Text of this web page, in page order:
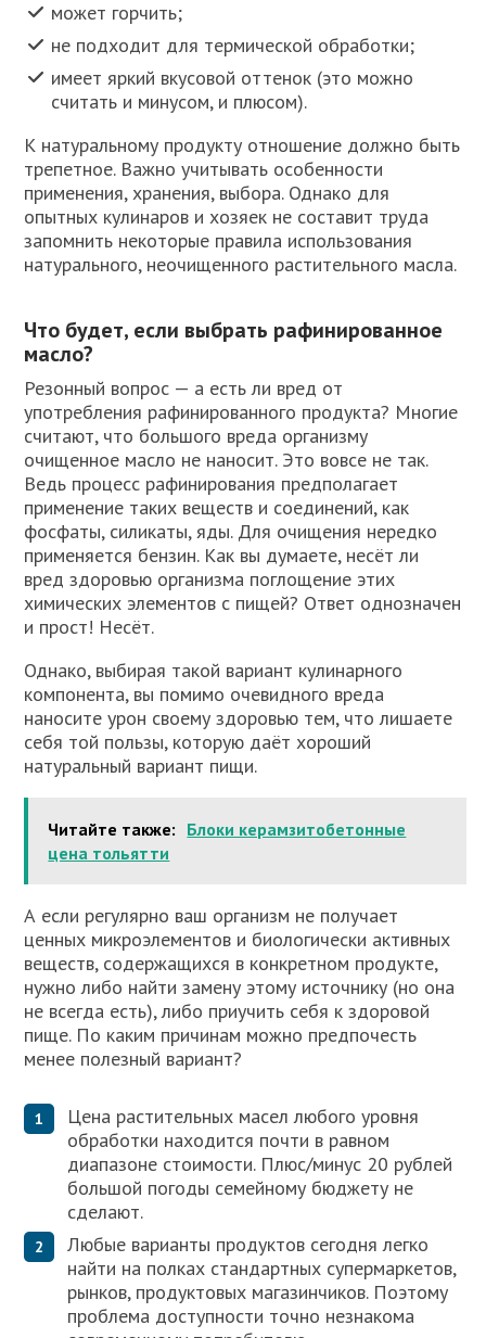
может горчить;
не подходит для термической обработки;
имеет яркий вкусовой оттенок (это можно
считать и минусом, и плюсом).
К натуральному продукту отношение должно быть
трепетное. Важно учитывать особенности
применения, хранения, выбора. Однако для
опытных кулинаров и хозяек не составит труда
запомнить некоторые правила использования
натурального, неочищенного растительного масла.
Что будет, если выбрать рафинированное
масло?
Резонный вопрос — а есть ли вред от
употребления рафинированного продукта? Многие
считают, что большого вреда организму
очищенное масло не наносит. Это вовсе не так.
Ведь процесс рафинирования предполагает
применение таких веществ и соединений, как
фосфаты, силикаты, яды. Для очищения нередко
применяется бензин. Как вы думаете, несёт ли
вред здоровью организма поглощение этих
химических элементов с пищей? Ответ однозначен
и прост! Несёт.
Однако, выбирая такой вариант кулинарного
компонента, вы помимо очевидного вреда
наносите урон своему здоровью тем, что лишаете
себя той пользы, которую даёт хороший
натуральный вариант пищи.
Читайте также: Блоки керамзитобетонные
цена тольятти
А если регулярно ваш организм не получает
ценных микроэлементов и биологически активных
веществ, содержащихся в конкретном продукте,
нужно либо найти замену этому источнику (но она
не всегда есть), либо приучить себя к здоровой
пище. По каким причинам можно предпочесть
менее полезный вариант?
Цена растительных масел любого уровня
обработки находится почти в равном
диапазоне стоимости. Плюс/минус 20 рублей
большой погоды семейному бюджету не
сделают.
Любые варианты продуктов сегодня легко
найти на полках стандартных супермаркетов,
рынков, продуктовых магазинчиков. Поэтому
проблема доступности точно незнакома